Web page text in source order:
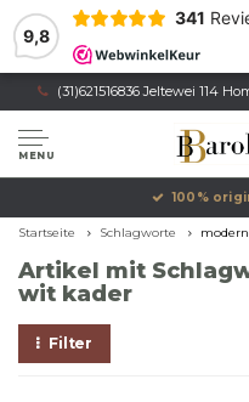
9,8
341
(31)621516836 Jeltewei 114
MENU
100%
Startseite Schlagworte
Artikel mit
wit kader
Filter